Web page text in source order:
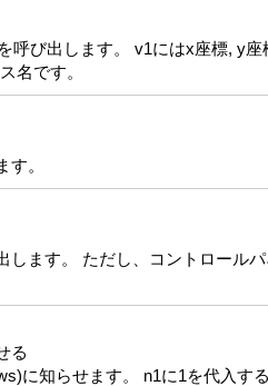
呼び出します。 v1にはx座標, y
名です。
。
ます。 ただし、コントロール
る
に知らせます。 n1に1を代入